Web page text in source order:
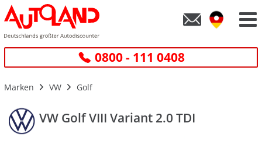
0800 - 111 0408
Marken VW Golf
VW Golf VIII Variant 2.0 TDI